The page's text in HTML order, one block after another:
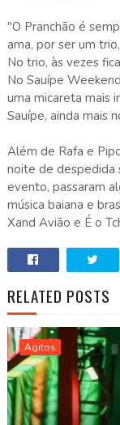
"O Pranchão é
ama, por ser um
No trio, às vezes
No Sauípe
uma micareta mais
Sauípe, ainda mais
Além de Rafa e
noite de despedida
evento, passaram
música baiana e
Xand Avião e É o
RELATED POSTS
Agitos